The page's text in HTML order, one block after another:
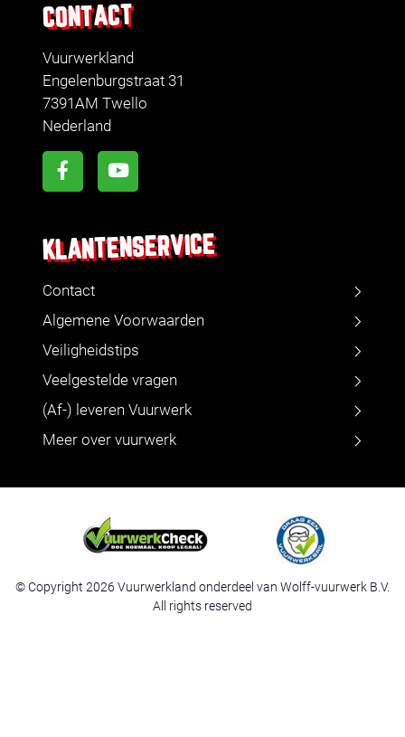
CONTACT
Vuurwerkland
Engelenburgstraat 31
7391AM Twello
Nederland
KLANTENSERVICE
Contact
Algemene Voorwaarden
Veiligheidstips
Veelgestelde vragen
(Af-) leveren Vuurwerk
Meer over vuurwerk
© Copyright 2026 Vuurwerkland onderdeel van Wolff-vuurwerk B.V.
All rights reserved